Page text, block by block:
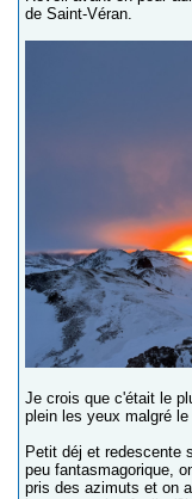
de Saint-Véran.
Je crois que c'était le
plein les yeux malgré
Petit déj et redescente
peu fantasmagorique,
pris des azimuts et on